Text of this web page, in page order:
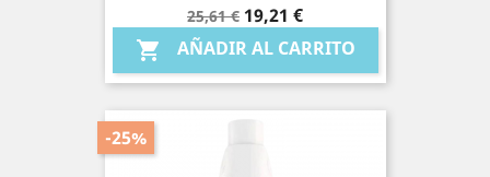
Precio
base
25,61 € Precio
19,21 €
 AÑADIR AL CARRITO
-25%